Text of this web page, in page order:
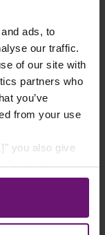
ads, to
our traffic.
of our site with
partners who
you’ve
from your use
you also give
in our
10, 48624
this data
its own